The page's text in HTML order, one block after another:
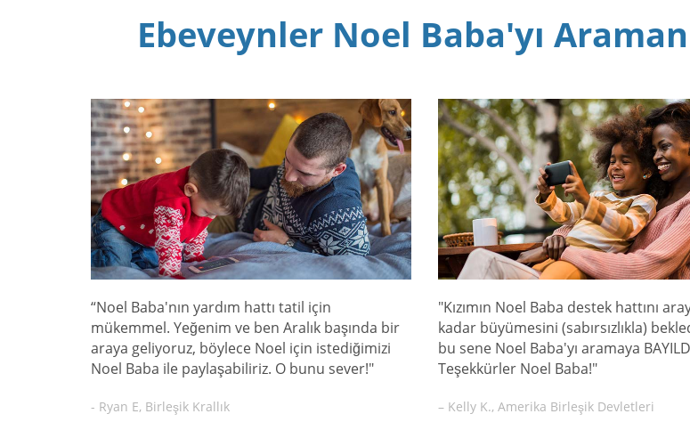
Ebeveynler Noel Baba'yı
“Noel Baba'nın yardım hattı tatil için
mükemmel. Yeğenim ve ben Aralık başında bir
araya geliyoruz, böylece Noel için istediğimizi
Noel Baba ile paylaşabiliriz. O bunu sever!"
- Ryan E, Birleşik Krallık
"Kızımın Noel Baba destek hattını
kadar büyümesini (sabırsızlıkla)
bu sene Noel Baba'yı aramaya
Teşekkürler Noel Baba!"
– Kelly K., Amerika Birleşik Devletleri